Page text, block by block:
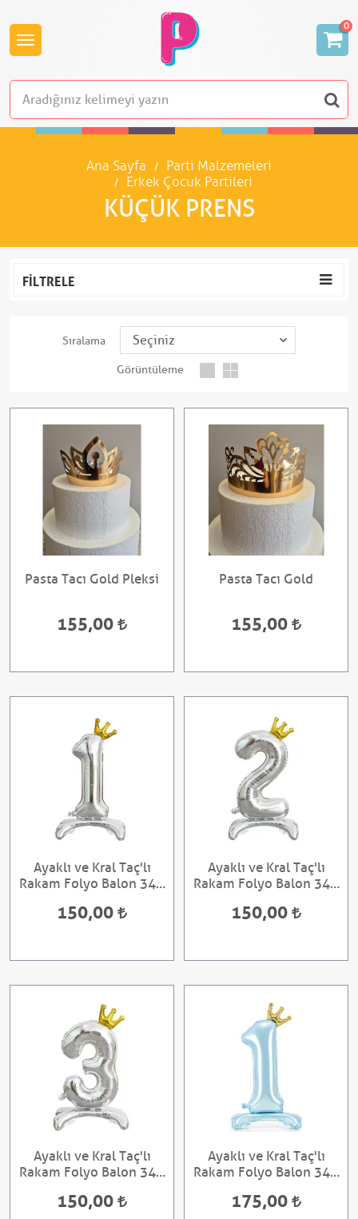
0
Ana Sayfa
Parti Malzemeleri
Erkek Çocuk Partileri
KÜÇÜK PRENS
FILTRELE
Sıralama
Görüntüleme
Pasta Tacı Gold Pleksi
155,00
Pasta Tacı Gold
155,00
Ayaklı ve Kral Taç'lı
Rakam Folyo Balon 34 ''
150,00
Ayaklı ve Kral Taç'lı
Rakam Folyo Balon 34 ''
150,00
Ayaklı ve Kral Taç'lı
Rakam Folyo Balon 34 ''
150,00
Ayaklı ve Kral Taç'lı
Rakam Folyo Balon 34 ''
175,00